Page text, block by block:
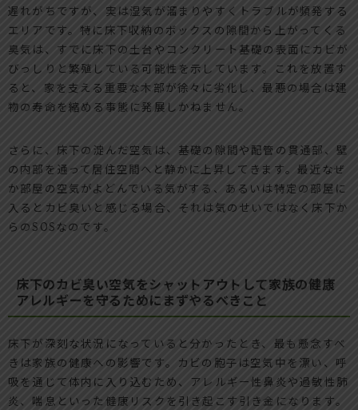
遅れがちですが、実は湿気が溜まりやすくトラブルが頻発する
エリアです。特に床下収納のボックスの隙間から上がってくる
臭気は、すでに床下の土台やコンクリート基礎の表面にカビが
びっしりと繁殖している可能性を示しています。これを放置す
ると、家を支える重要な木部が徐々に劣化し、最悪の場合は建
物の寿命を縮める事態に発展しかねません。
さらに、床下の淀んだ空気は、基礎の隙間や配管の貫通部、壁
の内部を通って居住空間へと静かに上昇してきます。最近なぜ
か部屋の空気がよどんでいる気がする、あるいは特定の部屋に
入るとカビ臭いと感じる場合、それは気のせいではなく床下か
らのSOSなのです。
床下のカビ臭い空気をシャットアウトして家族の健康
アレルギーを守るためにまずやるべきこと
床下が深刻な状況になっていると分かったとき、最も懸念すべ
きは家族の健康への影響です。カビの胞子は空気中を漂い、呼
吸を通じて体内に入り込むため、アレルギー性鼻炎や過敏性肺
炎、喘息といった健康リスクを引き起こす引き金になります。